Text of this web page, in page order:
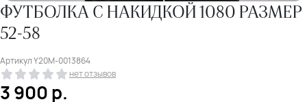
ФУТБОЛКА С НАКИДКОЙ 1080 РАЗМЕР
52-58
АртикулY20M-0013864
нет отзывов
3 900р.